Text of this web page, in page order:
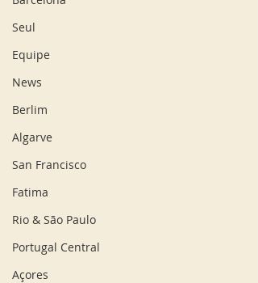
Seul
Equipe
News
Berlim
Algarve
San Francisco
Fatima
Rio & São Paulo
Portugal Central
Açores